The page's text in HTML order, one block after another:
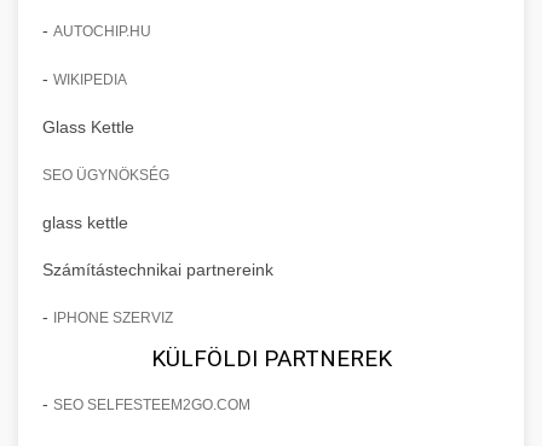
- AUTOCHIP.HU
- WIKIPEDIA
Glass Kettle
SEO ÜGYNÖKSÉG
glass kettle
Számítástechnikai partnereink
- IPHONE SZERVIZ
KÜLFÖLDI PARTNEREK
- SEO SELFESTEEM2GO.COM